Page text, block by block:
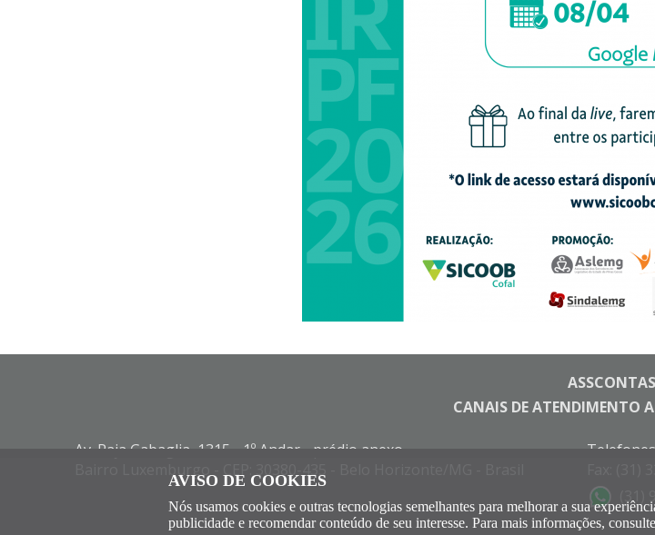
ASSCONTAS
CANAIS DE ATENDIMENTO
Av. Raja Gabaglia, 1315 - 1º Andar - prédio anexo
(31)
AVISO DE COOKIES
Nós usamos cookies e outras tecnologias semelhantes para melhorar a sua
publicidade e recomendar conteúdo de seu interesse. Para mais informações,